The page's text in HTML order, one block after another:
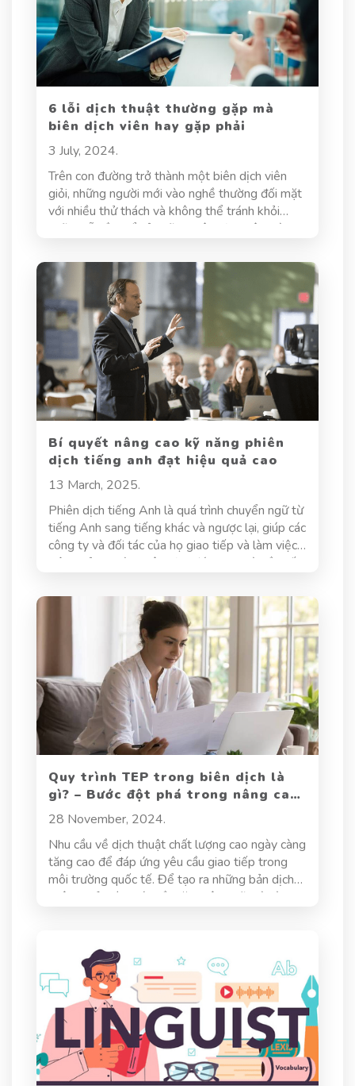
các thách thức gặp phải, cũng như các bí quyết
để đảm bảo chất lượng dịch thuật trong lĩnh
vực này.
6 lỗi dịch thuật thường gặp mà
biên dịch viên hay gặp phải
3 July, 2024.
Trên con đường trở thành một biên dịch viên
giỏi, những người mới vào nghề thường đối mặt
với nhiều thử thách và không thể tránh khỏi
những lỗi lầm kể cả những biên dịch viên giàu
thuật Hoa Sen điểm qua 6 lỗi dịch thuật thường
gặp mà các biên dịch viên hay mắc phải.
Bí quyết nâng cao kỹ năng phiên
dịch tiếng anh đạt hiệu quả cao
13 March, 2025.
Phiên dịch tiếng Anh là quá trình chuyển ngữ từ
tiếng Anh sang tiếng khác và ngược lại, giúp các
công ty và đối tác của họ giao tiếp và làm việc
hiệu quả. Người phiên dịch đóng vai trò cầu nối
còn cả ý nghĩa và cảm xúc của người nói. Đây là
một công việc đầy thách thức, đòi hỏi người
phiên dịch phải có kiến thức ngôn ngữ vững
chắc, am hiểu văn hóa, cùng với kỹ năng tư duy
logic và sáng tạo. Vậy làm thế nào để nâng cao
kỹ năng phiên dịch tiếng Anh, đạt hiệu quả cao
và chinh phục những thử thách trong nghề?
Quy trình TEP trong biên dịch là
gì? – Bước đột phá trong nâng cao
chất lượng dịch thuật
28 November, 2024.
Nhu cầu về dịch thuật chất lượng cao ngày càng
tăng cao để đáp ứng yêu cầu giao tiếp trong
môi trường quốc tế. Để tạo ra những bản dịch
không chỉ chính xác về mặt ngôn ngữ mà còn
phân tích quy trình TEP và vai trò của nó trong
việc đáp ứng nhu cầu thực tế về dịch thuật chất
lượng cao, đồng thời lý giải tại sao quy trình này
được xem là tiêu chuẩn vàng trong ngành dịch
thuật.